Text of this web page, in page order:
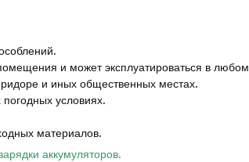
и может эксплуатироваться в любом
и иных общественных местах.
условиях.
материалов.
аккумуляторов.